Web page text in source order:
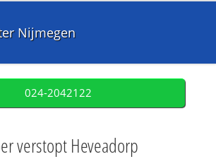
Nijmegen
024-2042122
verstopt Heveadorp